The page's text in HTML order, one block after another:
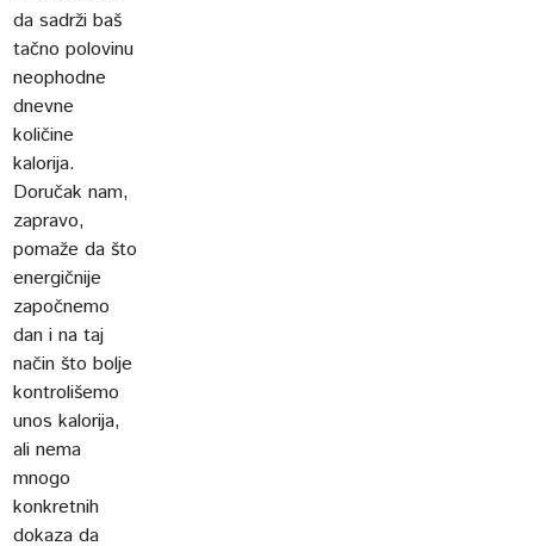
da sadrži baš
tačno polovinu
neophodne
dnevne
količine
kalorija.
Doručak nam,
zapravo,
pomaže da što
energičnije
započnemo
dan i na taj
način što bolje
kontrolišemo
unos kalorija,
ali nema
mnogo
konkretnih
dokaza da